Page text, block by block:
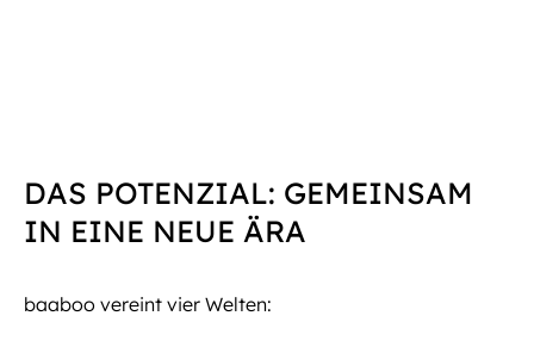
DAS POTENZIAL: GEMEINSAM
IN EINE NEUE ÄRA
baaboo vereint vier Welten: